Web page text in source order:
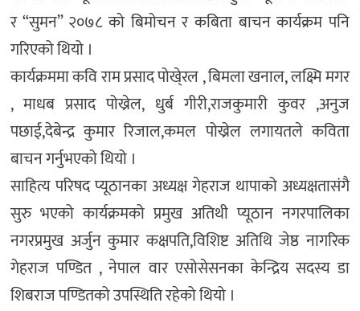
र “सुमन” २०७८ को बिमोचन र कबिता बाचन कार्यक्रम पनि
गरिएको थियो ।
कार्यक्रममा कवि राम प्रसाद पोखे्रल , बिमला खनाल, लक्ष्मि मगर
, माधब प्रसाद पोख्रेल, धुर्ब गीरी,राजकुमारी कुवर ,अनुज
पछाई,देबेन्द्र कुमार रिजाल,कमल पोख्रेल लगायतले कविता
बाचन गर्नुभएको थियो ।
साहित्य परिषद प्यूठानका अध्यक्ष गेहराज थापाको अध्यक्षतासंगै
सुरु भएको कार्यक्रमको प्रमुख अतिथी प्यूठान नगरपालिका
नगरप्रमुख अर्जुन कुमार कक्षपति,विशिष्ट अतिथि जेष्ठ नागरिक
गेहराज पण्डित , नेपाल वार एसोसेसनका केन्द्रिय सदस्य डा
शिबराज पण्डितको उपस्थिति रहेको थियो ।